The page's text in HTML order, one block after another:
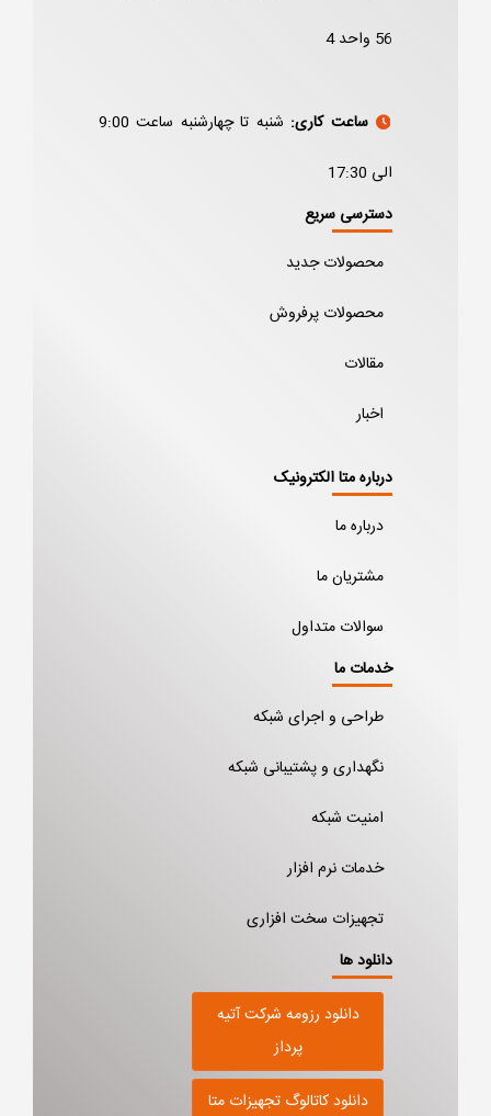
56 واحد 4
ساعت کاری:
شنبه تا چهارشنبه ساعت 9:00
الی 17:30
دسترسی سریع
محصولات جدید
محصولات پرفروش
مقالات
اخبار
درباره متا الکترونیک
درباره ما
مشتریان ما
سوالات متداول
خدمات ما
طراحی و اجرای شبکه
نگهداری و پشتیبانی شبکه
امنیت شبکه
خدمات نرم افزار
تجهیزات سخت افزاری
دانلود ها
دانلود رزومه شرکت آتیه
پرداز
دانلود کاتالوگ تجهیزات متا